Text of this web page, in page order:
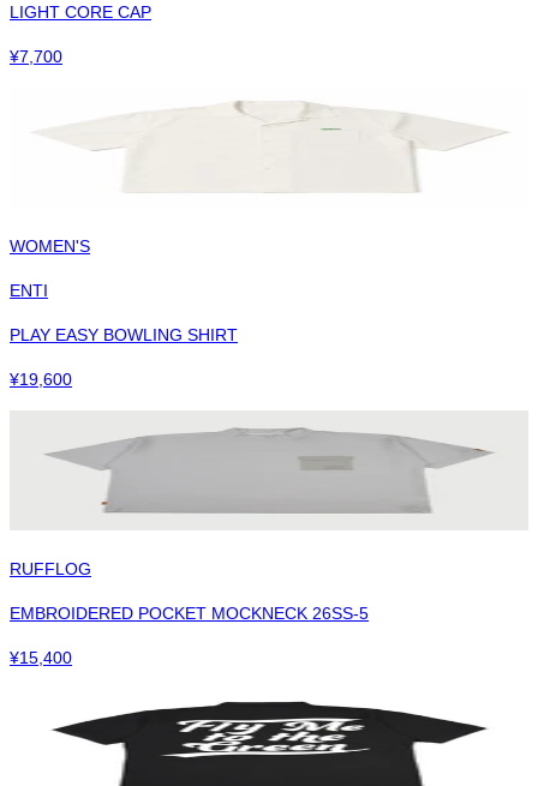
LIGHT CORE CAP
¥7,700
WOMEN'S
ENTI
PLAY EASY BOWLING SHIRT
¥19,600
RUFFLOG
EMBROIDERED POCKET MOCKNECK 26SS-5
¥15,400